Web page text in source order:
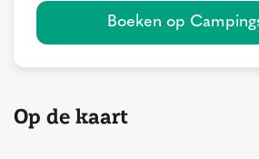
Boeken op
Op de kaart